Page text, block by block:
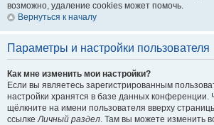
возможно, удаление cookies может помочь.
Вернуться к началу
Параметры и настройки пользователя
Как мне изменить мои настройки?
Если вы являетесь зарегистрированным
настройки хранятся в базе данных конференции.
щёлкните на имени пользователя вверху
ссылкеЛичный раздел. Там вы можете изменить